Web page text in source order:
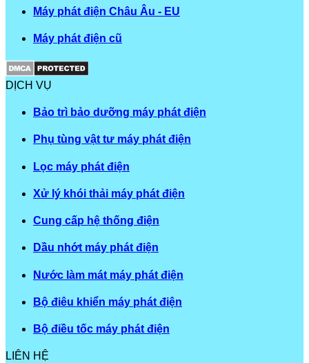
Máy phát điện Châu Âu - EU
Máy phát điện cũ
DỊCH VỤ
Bảo trì bảo dưỡng máy phát điện
Phụ tùng vật tư máy phát điện
Lọc máy phát điện
Xử lý khói thải máy phát điện
Cung cấp hệ thống điện
Dầu nhớt máy phát điện
Nước làm mát máy phát điện
Bộ điêu khiển máy phát điện
Bộ điều tốc máy phát điện
LIÊN HỆ